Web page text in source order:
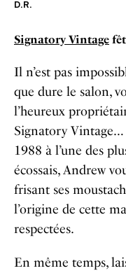
D.R.
Signatory Vintage
Il n’est pas
que dure le salon,
l’heureux
Signatory
1988 à l’une des
écossais, Andrew
frisant ses
l’origine de cette
respectées.
En même temps,